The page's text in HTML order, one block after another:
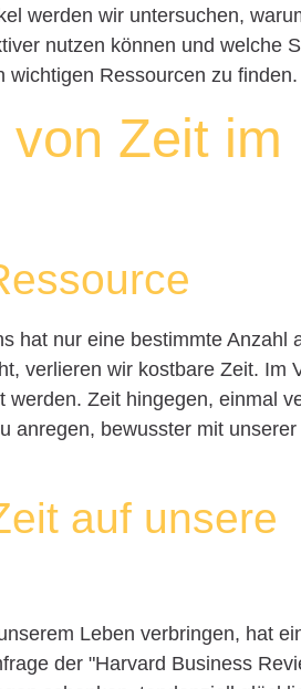
werden wir untersuchen,
nutzen können und welche
wichtigen Ressourcen zu finden.
Zeit im
hat nur eine bestimmte Anzahl
verlieren wir kostbare Zeit. Im
Zeit hingegen, einmal
anregen, bewusster mit unserer
auf unsere
Leben verbringen, hat
der "Harvard Business